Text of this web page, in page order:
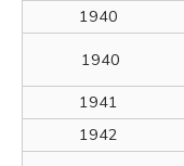
1940
1940
1941
1942